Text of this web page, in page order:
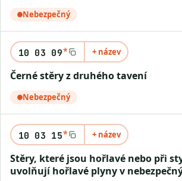
Nebezpečný
10 03 09* + název
Černé stěry z druhého tavení
Nebezpečný
10 03 15* + název
Stěry, které jsou hořlavé nebo při styku s vodou
uvolňují hořlavé plyny v